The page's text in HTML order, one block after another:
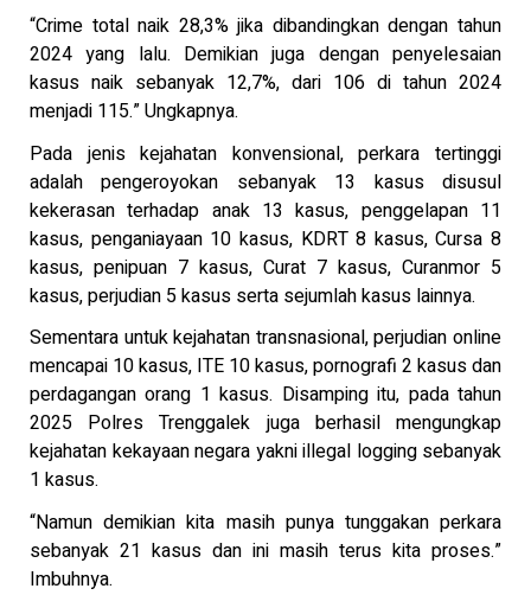
“Crime total naik 28,3% jika dibandingkan dengan tahun
2024 yang lalu. Demikian juga dengan penyelesaian
kasus naik sebanyak 12,7%, dari 106 di tahun 2024
menjadi 115.” Ungkapnya.
Pada jenis kejahatan konvensional, perkara tertinggi
adalah pengeroyokan sebanyak 13 kasus disusul
kekerasan terhadap anak 13 kasus, penggelapan 11
kasus, penganiayaan 10 kasus, KDRT 8 kasus, Cursa 8
kasus, penipuan 7 kasus, Curat 7 kasus, Curanmor 5
kasus, perjudian 5 kasus serta sejumlah kasus lainnya.
Sementara untuk kejahatan transnasional, perjudian online
mencapai 10 kasus, ITE 10 kasus, pornografi 2 kasus dan
perdagangan orang 1 kasus. Disamping itu, pada tahun
2025 Polres Trenggalek juga berhasil mengungkap
kejahatan kekayaan negara yakni illegal logging sebanyak
1 kasus.
“Namun demikian kita masih punya tunggakan perkara
sebanyak 21 kasus dan ini masih terus kita proses.”
Imbuhnya.